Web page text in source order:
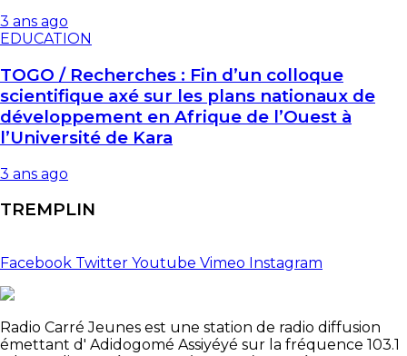
3 ans ago
EDUCATION
TOGO / Recherches : Fin d’un colloque
scientifique axé sur les plans nationaux de
développement en Afrique de l’Ouest à
l’Université de Kara
3 ans ago
TREMPLIN
Facebook Twitter Youtube Vimeo Instagram
Radio Carré Jeunes est une station de radio diffusion
émettant d' Adidogomé Assiyéyé sur la fréquence 103.1